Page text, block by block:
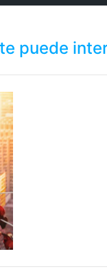
puede